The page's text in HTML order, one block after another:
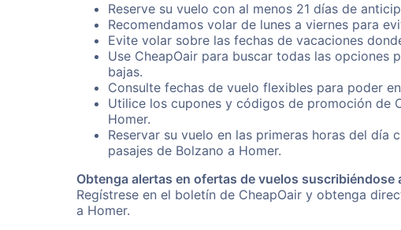
Reserve su vuelo con al menos 21 días de
Recomendamos volar de lunes a viernes para
Evite volar sobre las fechas de vacaciones
Use CheapOair para buscar todas las opciones
bajas.
Consulte fechas de vuelo flexibles para poder
Utilice los cupones y códigos de promoción de
Homer.
Reservar su vuelo en las primeras horas del
pasajes de Bolzano a Homer.
Obtenga alertas en ofertas de vuelos suscribiéndose
Regístrese en el boletín de CheapOair y obtenga
a Homer.